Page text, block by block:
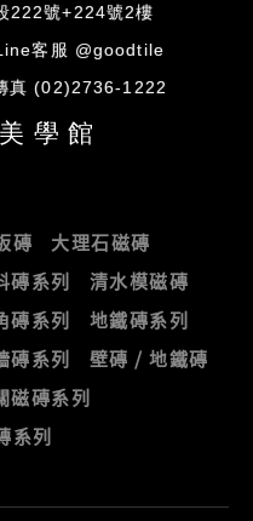
222號+224號2樓
客服 @goodtile
真 (02)2736-1222
學館
磚
大理石磁磚
磚系列
清水模磁磚
磚系列
地鐵磚系列
磚系列
壁磚 / 地鐵磚
磁磚系列
系列